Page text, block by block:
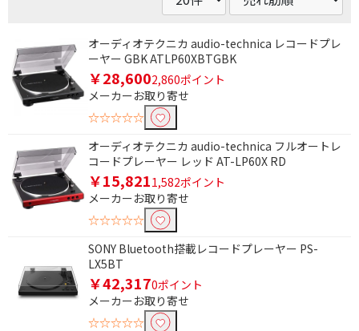
オーディオテクニカ audio-technica レコードプレ
ーヤー GBK ATLP60XBTGBK
￥28,6002,860ポイント
メーカーお取り寄せ
☆☆☆☆☆
オーディオテクニカ audio-technica フルオートレ
コードプレーヤー レッド AT-LP60X RD
￥15,8211,582ポイント
メーカーお取り寄せ
☆☆☆☆☆
SONY Bluetooth搭載レコードプレーヤー PS-
LX5BT
￥42,3170ポイント
メーカーお取り寄せ
☆☆☆☆☆